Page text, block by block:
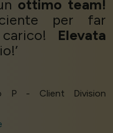
ottimo team!
per far
Elevata
P - Client Division